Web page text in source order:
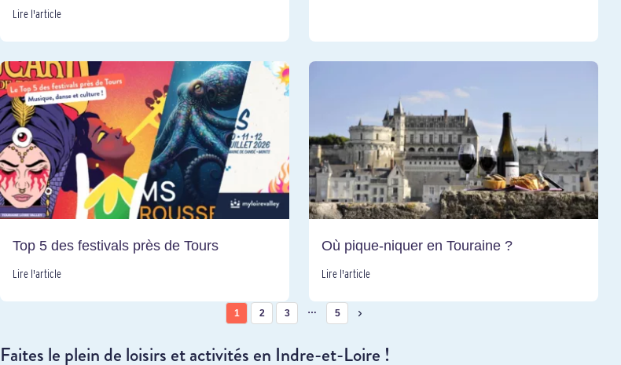
Lire l'article
Top 5 des festivals près de Tours
Lire l'article
Où pique-niquer en Touraine ?
Lire l'article
1 2 3 … 5
Faites le plein de loisirs et activités en Indre-et-Loire !